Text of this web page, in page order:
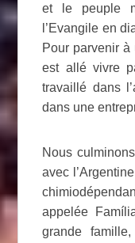
et le peuple
l’Evangile en
Pour parvenir à
est allé vivre
travaillé dans
dans une
Nous
avec
appelée
grande